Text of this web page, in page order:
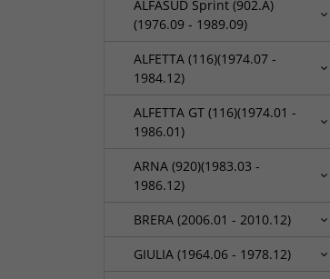
ALFASUD Sprint (902.A)
(1976.09 - 1989.09)
ALFETTA (116)(1974.07 -
1984.12)
ALFETTA GT (116)(1974.01 -
1986.01)
ARNA (920)(1983.03 -
1986.12)
BRERA (2006.01 - 2010.12)
GIULIA (1964.06 - 1978.12)